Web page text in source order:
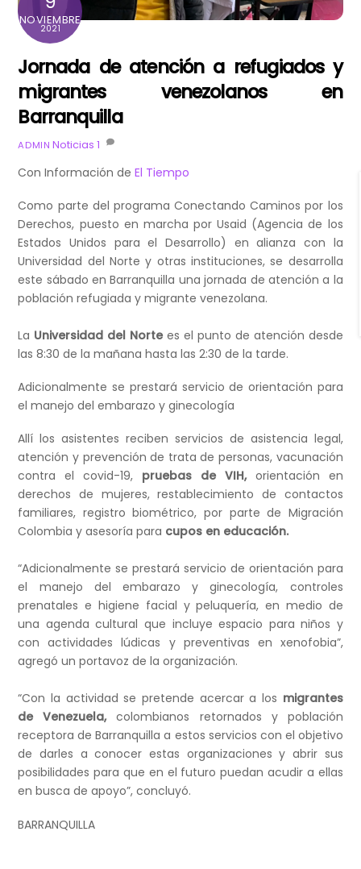
NOVIEMBRE
2021
Jornada de atención a refugiados y
migrantes venezolanos en
Barranquilla
ADMIN Noticias 1
Con Información deEl Tiempo
Como parte del programa Conectando Caminos por los
Derechos, puesto en marcha por Usaid (Agencia de los
Estados Unidos para el Desarrollo) en alianza con la
Universidad del Norte y otras instituciones, se desarrolla
este sábado en Barranquilla una jornada de atención a la
población refugiada y migrante venezolana.
La Universidad del Nortees el punto de atención desde
las 8:30 de la mañana hasta las 2:30 de la tarde.
Adicionalmente se prestará servicio de orientación para
el manejo del embarazo y ginecología
Allí los asistentes reciben servicios de asistencia legal,
atención y prevención de trata de personas, vacunación
contra el covid-19, pruebas de VIH,orientación en
derechos de mujeres, restablecimiento de contactos
familiares, registro biométrico, por parte de Migración
Colombia y asesoría para cupos en educación.
“Adicionalmente se prestará servicio de orientación para
el manejo del embarazo y ginecología, controles
prenatales e higiene facial y peluquería, en medio de
una agenda cultural que incluye espacio para niños y
con actividades lúdicas y preventivas en xenofobia”,
agregó un portavoz de la organización.
“Con la actividad se pretende acercar a los migrantes
de Venezuela,colombianos retornados y población
receptora de Barranquilla a estos servicios con el objetivo
de darles a conocer estas organizaciones y abrir sus
posibilidades para que en el futuro puedan acudir a ellas
en busca de apoyo”, concluyó.
BARRANQUILLA